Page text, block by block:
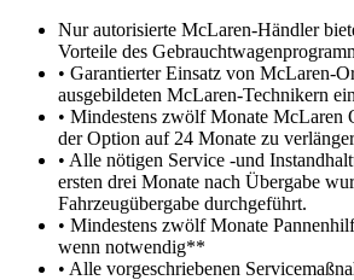
Nur autorisierte McLaren-Händler
Vorteile des
• Garantierter Einsatz von McLaren-
ausgebildeten McLaren-Technikern
• Mindestens zwölf Monate McLaren
der Option auf 24 Monate zu
• Alle nötigen Service -und
ersten drei Monate nach Übergabe
Fahrzeugübergabe durchgeführt.
• Mindestens zwölf Monate
wenn notwendig**
• Alle vorgeschriebenen